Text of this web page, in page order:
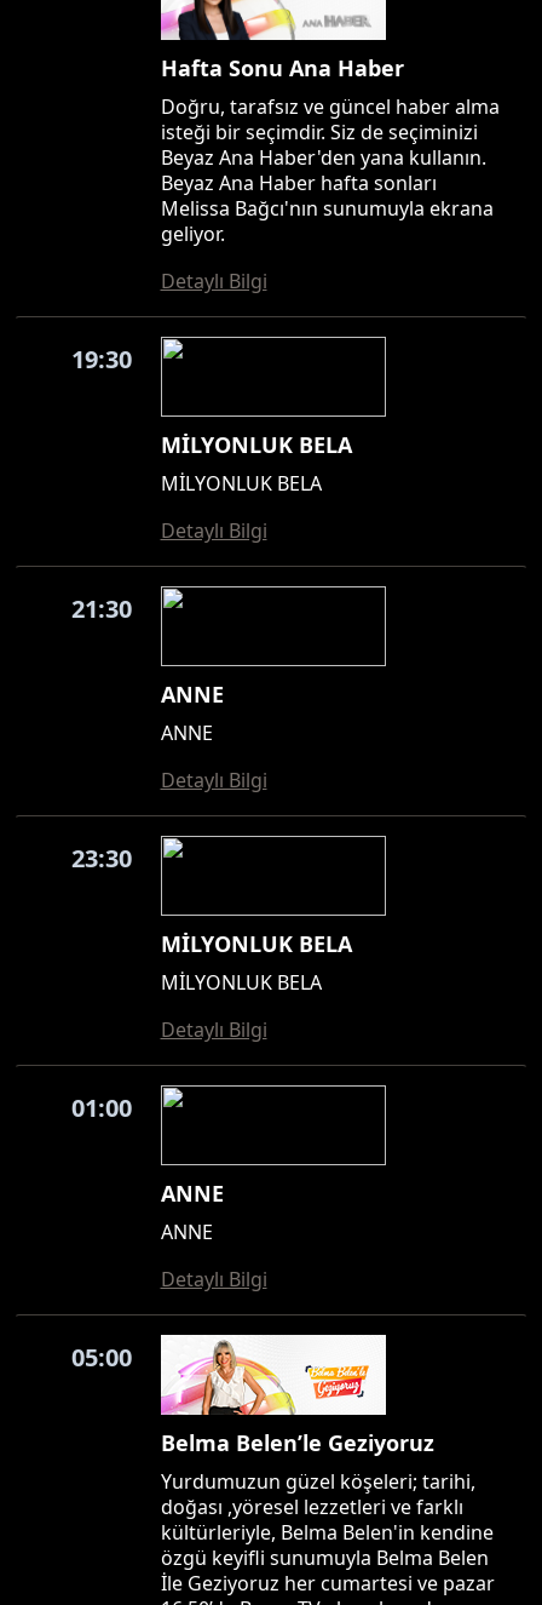
Hafta Sonu Ana Haber
Doğru, tarafsız ve güncel haber alma
isteği bir seçimdir. Siz de seçiminizi
Beyaz Ana Haber'den yana kullanın.
Beyaz Ana Haber hafta sonları
Melissa Bağcı'nın sunumuyla ekrana
geliyor.
Detaylı Bilgi
19:30
MİLYONLUK BELA
MİLYONLUK BELA
Detaylı Bilgi
21:30
ANNE
ANNE
Detaylı Bilgi
23:30
MİLYONLUK BELA
MİLYONLUK BELA
Detaylı Bilgi
01:00
ANNE
ANNE
Detaylı Bilgi
05:00
Belma Belen’le Geziyoruz
Yurdumuzun güzel köşeleri; tarihi,
doğası ,yöresel lezzetleri ve farklı
kültürleriyle, Belma Belen'in kendine
özgü keyifli sunumuyla Belma Belen
İle Geziyoruz her cumartesi ve pazar